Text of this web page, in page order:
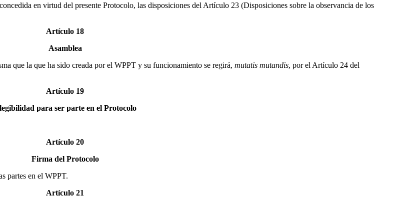
en virtud del presente Protocolo, las disposiciones del Artículo 23 (Disposiciones sobre la observancia de los
Artículo 18
Asamblea
que la que ha sido creada por el WPPT y su funcionamiento se regirá, mutatis mutandis, por el Artículo 24 del
Artículo 19
para ser parte en el Protocolo
Artículo 20
Firma del Protocolo
partes en el WPPT.
Artículo 21